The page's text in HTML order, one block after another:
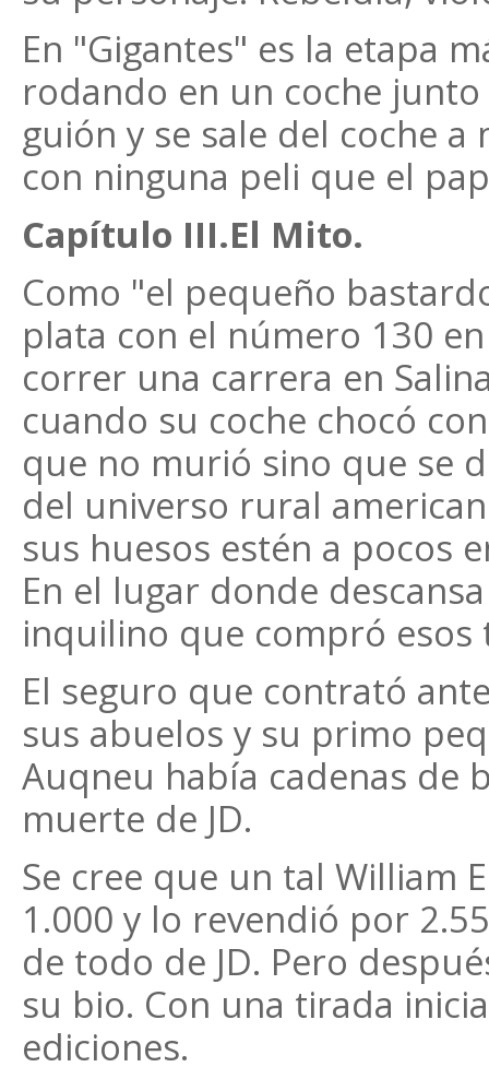
En "Gigantes" es la etapa
rodando en un coche
guión y se sale del coche
con ninguna peli que el
Capítulo III.El Mito.
Como "el pequeño
plata con el número 130
correr una carrera en
cuando su coche chocó
que no murió sino que se
del universo rural
sus huesos estén a pocos
En el lugar donde
inquilino que compró esos
El seguro que contrató
sus abuelos y su primo
Auqneu había cadenas de
muerte de JD.
Se cree que un tal William
1.000 y lo revendió por
de todo de JD. Pero
su bio. Con una tirada
ediciones.